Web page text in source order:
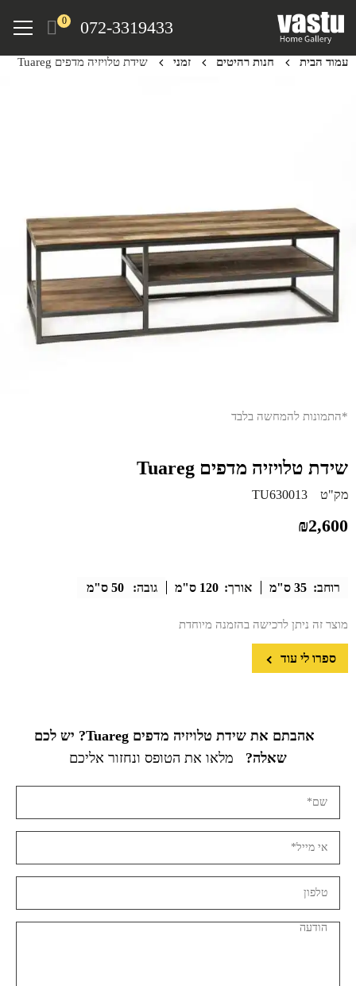
072-3319433
0
Menu
עמוד הבית חנות רהיטים זמני שידת טלויזיה מדפים Tuareg
*התמונות להמחשה בלבד
שידת טלויזיה מדפים Tuareg
מק"ט TU630013
₪2,600
רוחב: 35 ס"מ אורך: 120 ס"מ גובה: 50 ס"מ
מוצר זה ניתן לרכישה בהזמנה מיוחדת
ספרו לי עוד
אהבתם את שידת טלויזיה מדפים Tuareg? יש לכם
שאלה?
מלאו את הטופס ונחזור אליכם